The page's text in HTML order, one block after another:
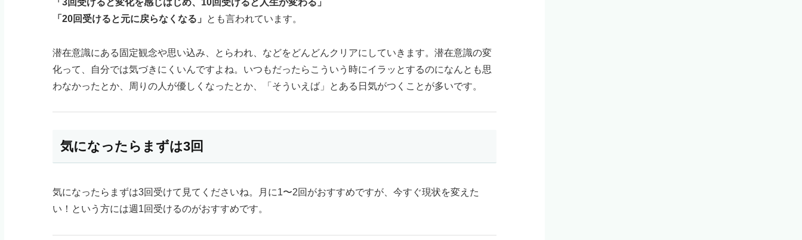
「20回受けると元に戻らなくなる」
とも言われています。
潜在意識にある固定観念や思い込み、とらわれ、などをどんどんクリアにしていきます。潜在意識の変
化って、自分では気づきにくいんですよね。いつもだったらこういう時にイラッとするのになんとも思
わなかったとか、周りの人が優しくなったとか、「そういえば」とある日気がつくことが多いです。
気になったらまずは3回
気になったらまずは3回受けて見てくださいね。月に1〜2回がおすすめですが、今すぐ現状を変えた
い！という方には週1回受けるのがおすすめです。